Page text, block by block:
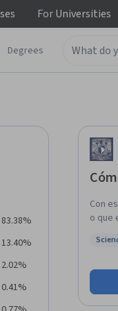
ForUniversities
Degrees
Con
o que
83.38%
13.40%
2.02%
0.41%